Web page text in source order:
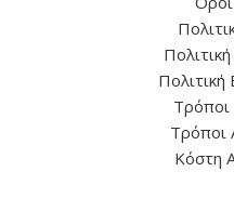
Τρόποι
Κόστη